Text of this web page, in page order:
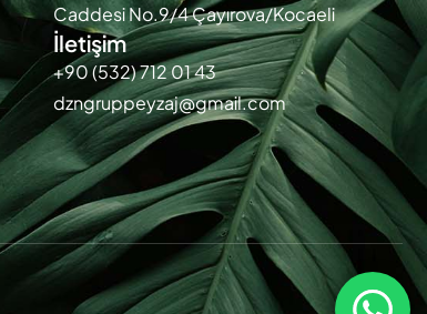
Caddesi No.9/4 Çayırova/Kocaeli
İletişim
+90 (532) 712 01 43
dzngruppeyzaj@gmail.com